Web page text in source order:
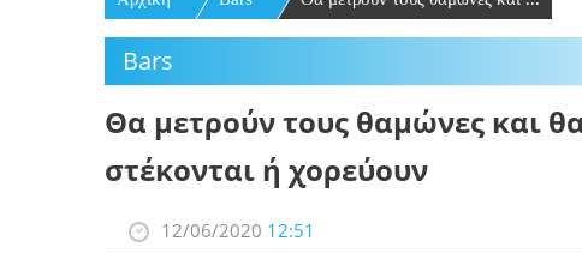
Bars
Θα μετρούν τους θαμώνες και
στέκονται ή χορεύουν
12/06/2020 12:51